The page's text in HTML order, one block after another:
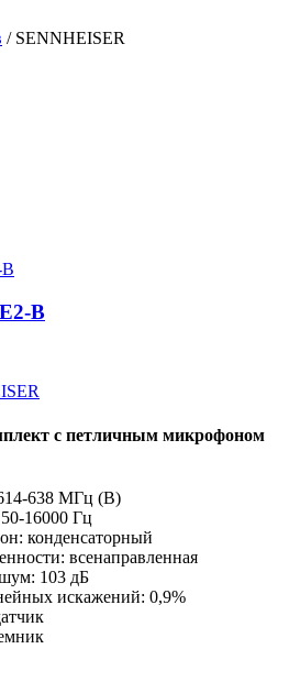
/ SENNHEISER
B
с петличным микрофоном
638 МГц (B)
16000 Гц
конденсаторный
всенаправленная
103 дБ
искажений: 0,9%